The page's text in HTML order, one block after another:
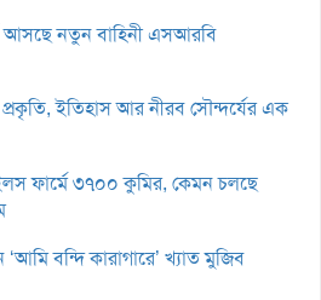
আসছে নতুন বাহিনী এসআরবি
ইতিহাস আর নীরব সৌন্দর্যের এক
ফার্মে ৩৭০০ কুমির, কেমন চলছে
‘আমি বন্দি কারাগারে’ খ্যাত মুজিব